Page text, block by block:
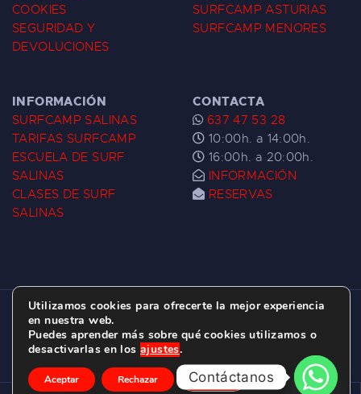
COOKIES
SEGURIDAD Y
DEVOLUCIONES
SURFCAMP ASTURIAS
SURFCAMP MENORES
INFORMACIÓN
SURFCAMP SALINAS
TARIFAS SURFCAMP
ESCUELA DE SURF
SALINAS
CLASES DE SURF
SALINAS
CONTACTA
637 47 53 28
10:00h. a 14:00h.
16:00h. a 20:00h.
INFORMACIÓN
RESERVAS
ESCUELA DE SURF LAS DUNAS ©
2026.
C/ BERNARDO ÁLVAREZ GALAN 1, SALINAS
(ASTURIAS)
Utilizamos cookies para ofrecerte la mejor experiencia
en nuestra web.
Puedes aprender más sobre qué cookies utilizamos o
desactivarlas en los ajustes.
Aceptar Rechazar Ajustes
Contáctanos